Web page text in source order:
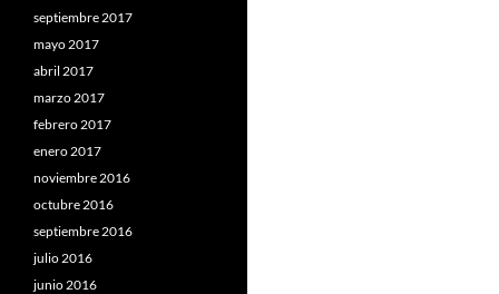
septiembre 2017
mayo 2017
abril 2017
marzo 2017
febrero 2017
enero 2017
noviembre 2016
octubre 2016
septiembre 2016
julio 2016
junio 2016